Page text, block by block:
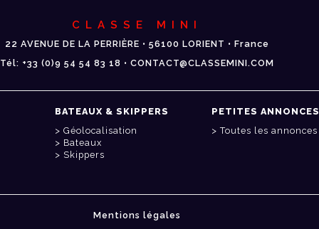
CLASSE MINI
22 AVENUE DE LA PERRIÈRE • 56100 LORIENT • France
Tél: +33 (0)9 54 54 83 18 • CONTACT@CLASSEMINI.COM
BATEAUX & SKIPPERS
Géolocalisation
Bateaux
Skippers
PETITES ANNONCES
Toutes les annonces
Mentions légales